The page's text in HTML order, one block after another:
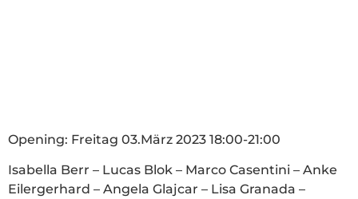
Opening: Freitag 03.März 2023 18:00-21:00
Isabella Berr – Lucas Blok – Marco Casentini – Anke
Eilergerhard – Angela Glajcar – Lisa Granada –